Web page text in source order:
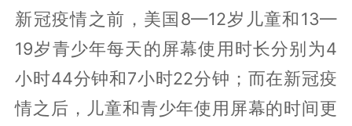
新冠疫情之前，美国8—12岁儿童和13—
19岁青少年每天的屏幕使用时长分别为4
小时44分钟和7小时22分钟；而在新冠疫
情之后，儿童和青少年使用屏幕的时间更